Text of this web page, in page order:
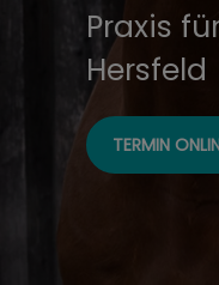
Praxis
Hersfeld
TERMIN